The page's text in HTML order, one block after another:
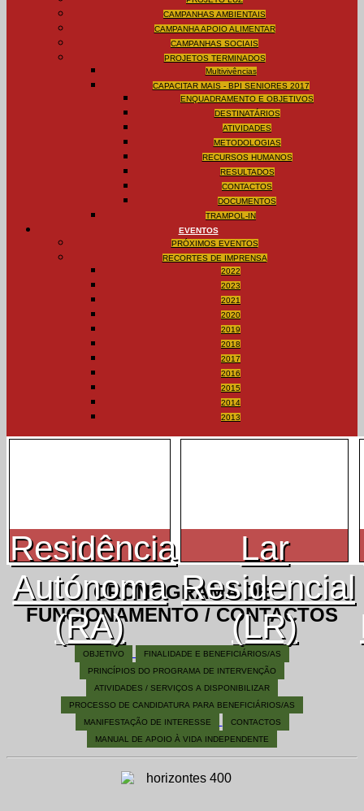
CAMPANHAS AMBIENTAIS
CAMPANHA APOIO ALIMENTAR
CAMPANHAS SOCIAIS
PROJETOS TERMINADOS
Multivivências
CAPACITAR MAIS - BPI SENIORES 2017
ENQUADRAMENTO E OBJETIVOS
DESTINATÁRIOS
ATIVIDADES
METODOLOGIAS
RECURSOS HUMANOS
RESULTADOS
CONTACTOS
DOCUMENTOS
TRAMPOL-IN
EVENTOS
PRÓXIMOS EVENTOS
RECORTES DE IMPRENSA
2022
2023
2021
2020
2019
2018
2017
2016
2015
2014
2013
Residência
Autónoma
(RA)
Lar
Residencial
(LR)
CRONOGRAMA DE
FUNCIONAMENTO / CONTACTOS
OBJETIVO
FINALIDADE E BENEFICIÁRIOS/AS
PRINCÍPIOS DO PROGRAMA DE INTERVENÇÃO
ATIVIDADES / SERVIÇOS A DISPONIBILIZAR
PROCESSO DE CANDIDATURA PARA BENEFICIÁRIOS/AS
MANIFESTAÇÃO DE INTERESSE
CONTACTOS
MANUAL DE APOIO À VIDA INDEPENDENTE